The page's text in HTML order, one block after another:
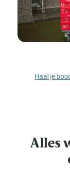
Haal je
Alles